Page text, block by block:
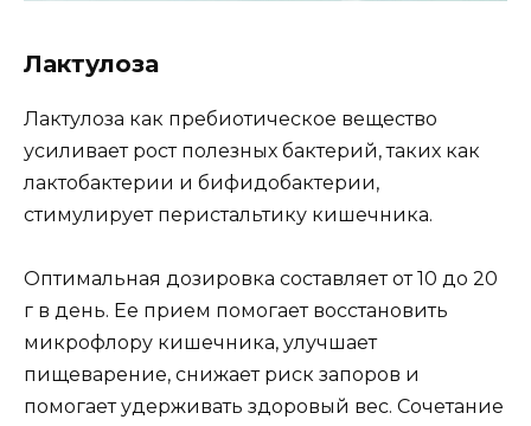
Лактулоза
Лактулоза как пребиотическое вещество
усиливает рост полезных бактерий, таких как
лактобактерии и бифидобактерии,
стимулирует перистальтику кишечника.
Оптимальная дозировка составляет от 10 до 20
г в день. Ее прием помогает восстановить
микрофлору кишечника, улучшает
пищеварение, снижает риск запоров и
помогает удерживать здоровый вес. Сочетание